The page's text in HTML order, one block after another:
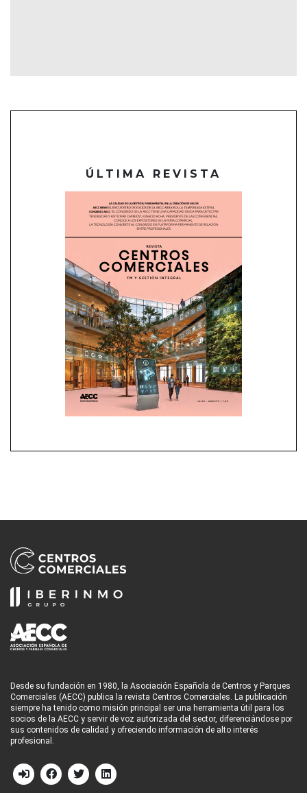
ÚLTIMA REVISTA
Desde su fundación en 1980, la Asociación Española de Centros y Parques
Comerciales (AECC) publica la revista Centros Comerciales. La publicación
siempre ha tenido como misión principal ser una herramienta útil para los
socios de la AECC y servir de voz autorizada del sector, diferenciándose por
sus contenidos de calidad y ofreciendo información de alto interés
profesional.